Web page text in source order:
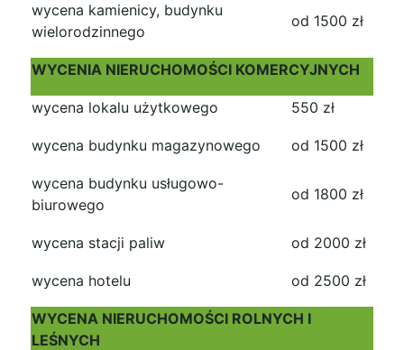
wycena kamienicy, budynku
wielorodzinnego
od 1500 zł
WYCENIA NIERUCHOMOŚCI KOMERCYJNYCH
wycena lokalu użytkowego 550 zł
wycena budynku magazynowego od 1500 zł
wycena budynku usługowo-
biurowego
od 1800 zł
wycena stacji paliw od 2000 zł
wycena hotelu od 2500 zł
WYCENA NIERUCHOMOŚCI ROLNYCH I
LEŚNYCH